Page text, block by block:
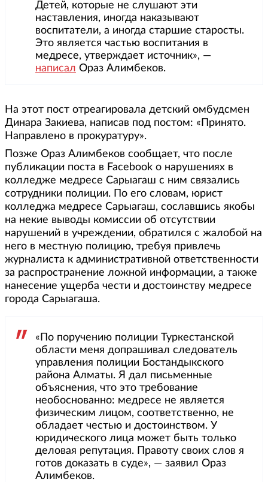
Детей, которые не слушают эти
наставления, иногда наказывают
воспитатели, а иногда старшие старосты.
Это является частью воспитания в
медресе, утверждает источник», —
написал Ораз Алимбеков.
На этот пост отреагировала детский омбудсмен
Динара Закиева, написав под постом: «Принято.
Направлено в прокуратуру».
Позже Ораз Алимбеков сообщает, что после
публикации поста в Facebook о нарушениях в
колледже медресе Сарыагаш с ним связались
сотрудники полиции. По его словам, юрист
колледжа медресе Сарыагаш, сославшись якобы
на некие выводы комиссии об отсутствии
нарушений в учреждении, обратился с жалобой на
него в местную полицию, требуя привлечь
журналиста к административной ответственности
за распространение ложной информации, а также
нанесение ущерба чести и достоинству медресе
города Сарыагаша.
«По поручению полиции Туркестанской
области меня допрашивал следователь
управления полиции Бостандыкского
района Алматы. Я дал письменные
объяснения, что это требование
необоснованно: медресе не является
физическим лицом, соответственно, не
обладает честью и достоинством. У
юридического лица может быть только
деловая репутация. Правоту своих слов я
готов доказать в суде», — заявил Ораз
Алимбеков.